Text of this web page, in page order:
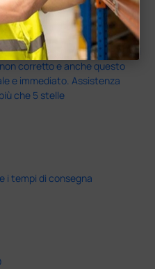
il pacco non è stato
Il problema è stato
Altro problema il codice di
corretto e anche questo
e immediato. Assistenza
che 5 stelle
i tempi di consegna